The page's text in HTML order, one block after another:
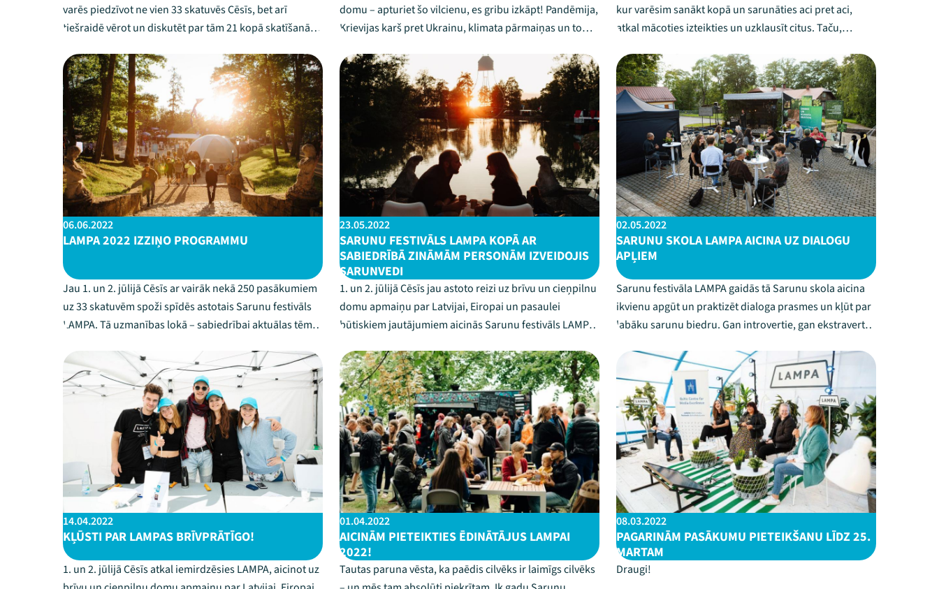
varēs piedzīvot ne vien 33 skatuvēs Cēsīs, bet arī
tiešraidē vērot un diskutēt par tām 21 kopā skatīšanās
svarīgo, neparasto un nepamanīto.Kopā skatīšanās
vieta – tā ir publiska vai apmeklētāj...
domu – apturiet šo vilcienu, es gribu izkāpt! Pandēmija,
Krievijas karš pret Ukrainu, klimata pārmaiņas un to
un digitalizācija – izaicinājumi kļūst arvien sarežģītāki.
Problēmas mainās, tās ir ...
kur varēsim sanākt kopā un sarunāties aci pret aci,
atkal mācoties izteikties un uzklausīt citus. Taču,
kurā dzīvojam, esam sarūpējuši vairākus digitālus
jaunumus, ar kuru palīdzību rosinām uz...
06.06.2022
LAMPA 2022 IZZIŅO PROGRAMMU
Jau 1. un 2. jūlijā Cēsīs ar vairāk nekā 250 pasākumiem
uz 33 skatuvēm spoži spīdēs astotais Sarunu festivāls
LAMPA. Tā uzmanības lokā – sabiedrībai aktuālas tēmas
svarīgiem jautājumiem, sākot no gatavības krīzē un
izvēlēm vēlēšanās līdz samu...
23.05.2022
SARUNU FESTIVĀLS LAMPA KOPĀ AR
SABIEDRĪBĀ ZINĀMĀM PERSONĀM IZVEIDOJIS
SARUNVEDI
1. un 2. jūlijā Cēsīs jau astoto reizi uz brīvu un cieņpilnu
domu apmaiņu par Latvijai, Eiropai un pasaulei
būtiskiem jautājumiem aicinās Sarunu festivāls LAMPA.
ieradums un prasme, kas jātrenē, tāpēc LAMPA kopā ar
sabiedrībā zināmām personām piesa...
02.05.2022
SARUNU SKOLA LAMPA AICINA UZ DIALOGU
APĻIEM
Sarunu festivāla LAMPA gaidās tā Sarunu skola aicina
ikvienu apgūt un praktizēt dialoga prasmes un kļūt par
labāku sarunu biedru. Gan introvertie, gan ekstravertie,
gan tie, kas māk uzklausīt, būs gaidīti četros Dialogu
apļos, no kuriem pirmais...
14.04.2022
KĻŪSTI PAR LAMPAS BRĪVPRĀTĪGO!
1. un 2. jūlijā Cēsīs atkal iemirdzēsies LAMPA, aicinot uz
01.04.2022
AICINĀM PIETEIKTIES ĒDINĀTĀJUS LAMPAI
2022!
Tautas paruna vēsta, ka paēdis cilvēks ir laimīgs cilvēks
08.03.2022
PAGARINĀM PASĀKUMU PIETEIKŠANU LĪDZ 25.
MARTAM
Draugi!